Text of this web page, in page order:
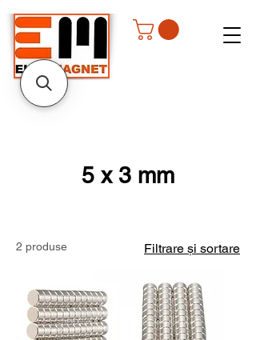
5 x 3 mm
2 produse Filtrare și sortare